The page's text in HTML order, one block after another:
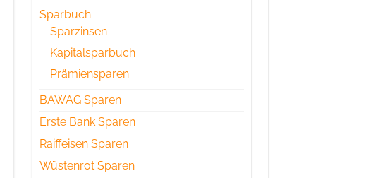
Sparbuch
Sparzinsen
Kapitalsparbuch
Prämiensparen
BAWAG Sparen
Erste Bank Sparen
Raiffeisen Sparen
Wüstenrot Sparen